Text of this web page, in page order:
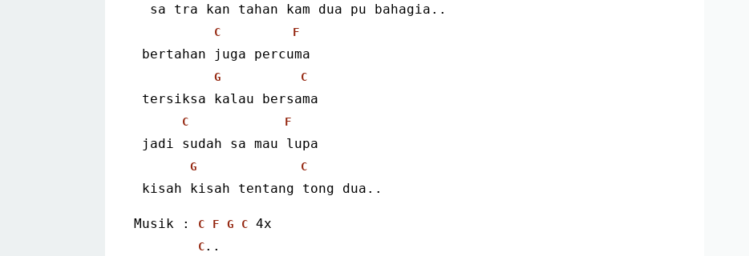
  sa tra kan tahan kam dua pu bahagia..
C F
bertahan juga percuma
G C
tersiksa kalau bersama
C F
jadi sudah sa mau lupa
G C
kisah kisah tentang tong dua..
Musik : C F G C 4x
C..